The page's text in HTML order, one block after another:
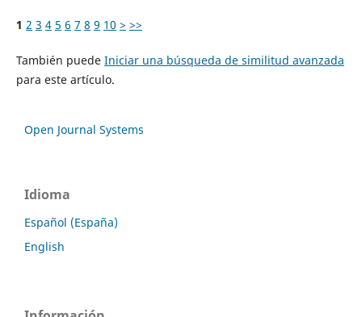
1 2 3 4 5 6 7 8 9 10 > >>
También puede Iniciar una búsqueda de similitud avanzada
para este artículo.
Open Journal Systems
Idioma
Español (España)
English